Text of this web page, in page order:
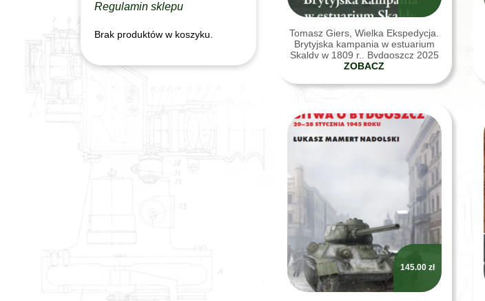
Tomasz Giers, Wielka Ekspedycja.
Brytyjska kampania w estuarium
Skaldy w 1809 r., Bydgoszcz 2025
ZOBACZ
145.00 zł
Regulamin sklepu
Brak produktów w koszyku.